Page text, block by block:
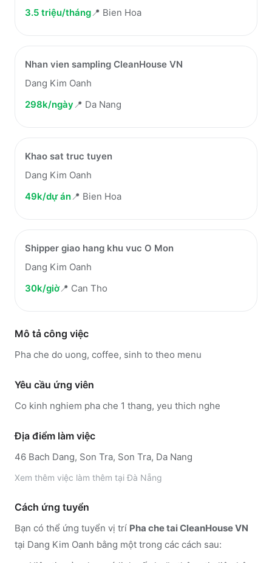
3.5 triệu/tháng📍 Bien Hoa
Nhan vien sampling CleanHouse VN
Dang Kim Oanh
298k/ngày📍 Da Nang
Khao sat truc tuyen
Dang Kim Oanh
49k/dự án📍 Bien Hoa
Shipper giao hang khu vuc O Mon
Dang Kim Oanh
30k/giờ📍 Can Tho
Mô tả công việc
Pha che do uong, coffee, sinh to theo menu
Yêu cầu ứng viên
Co kinh nghiem pha che 1 thang, yeu thich nghe
Địa điểm làm việc
46 Bach Dang, Son Tra, Son Tra, Da Nang
Xem thêm việc làm thêm tạiĐà Nẵng
Cách ứng tuyển
Bạn có thể ứng tuyển vị trí Pha che tai CleanHouse VN
tại Dang Kim Oanh bằng một trong các cách sau: